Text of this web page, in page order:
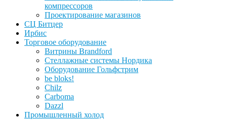
компрессоров
Проектирование магазинов
СЦ Битцер
Ирбис
Торговое оборудование
Витрины Brandford
Стеллажные системы Нордика
Оборудование Гольфстрим
be bloks!
Chilz
Carboma
Dazzl
Промышленный холод